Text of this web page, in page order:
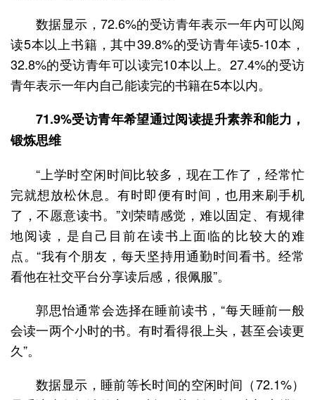
数据显示，72.6%的受访青年表示一年内可以阅
读5本以上书籍，其中39.8%的受访青年读5-10本，
32.8%的受访青年可以读完10本以上。27.4%的受访
青年表示一年内自己能读完的书籍在5本以内。
71.9%受访青年希望通过阅读提升素养和能力，
锻炼思维
“上学时空闲时间比较多，现在工作了，经常忙
完就想放松休息。有时即便有时间，也用来刷手机
了，不愿意读书。”刘荣晴感觉，难以固定、有规律
地阅读，是自己目前在读书上面临的比较大的难
点。“我有个朋友，每天坚持用通勤时间看书。经常
看他在社交平台分享读后感，很佩服”。
郭思怡通常会选择在睡前读书，“每天睡前一般
会读一两个小时的书。有时看得很上头，甚至会读更
久”。
数据显示，睡前等长时间的空闲时间（72.1%）